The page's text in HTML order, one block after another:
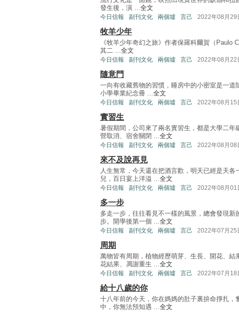
發生後，演 ...全文
今日信報 副刊文化 兩個墟 言己 2022年08月29
牧羊少年
《牧羊少年奇幻之旅》作者保羅科爾賀（Paulo
其二 ...全文
今日信報 副刊文化 兩個墟 言己 2022年08月22
隨意門
一向有收藏舊物的習慣，睡房中的小密室是一道
小學畢業紀念冊 ...全文
今日信報 副刊文化 兩個墟 言己 2022年08月15
實習生
暑假期間，公司來了兩名實習生，都是大學二
營取消、宿舍關閉 ...全文
今日信報 副刊文化 兩個墟 言己 2022年08月08
來不及說再見
人生無常，今天還在把酒言歡，明天已經是天
兒，百日宴上洋溢 ...全文
今日信報 副刊文化 兩個墟 言己 2022年08月01
多一步
多走一步，往往看見不一樣的風景，總會發現
步。開學後第一個 ...全文
今日信報 副刊文化 兩個墟 言己 2022年07月25
周期
萬物皆有周期，植物經歷萌芽、生長、開花、
花結果、凋謝重生 ...全文
今日信報 副刊文化 兩個墟 言己 2022年07月18
給十八歲的你
十八年前的今天，你在媽媽的肚子裏拚命掙扎
中，你無法預知遇 ...全文